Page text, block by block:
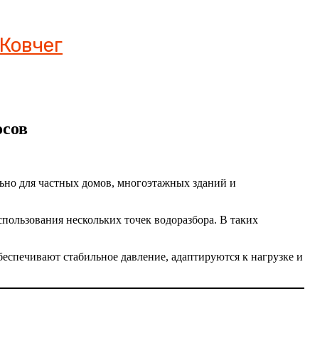
для частных домов, многоэтажных зданий и
нескольких точек водоразбора. В таких
стабильное давление, адаптируются к нагрузке и